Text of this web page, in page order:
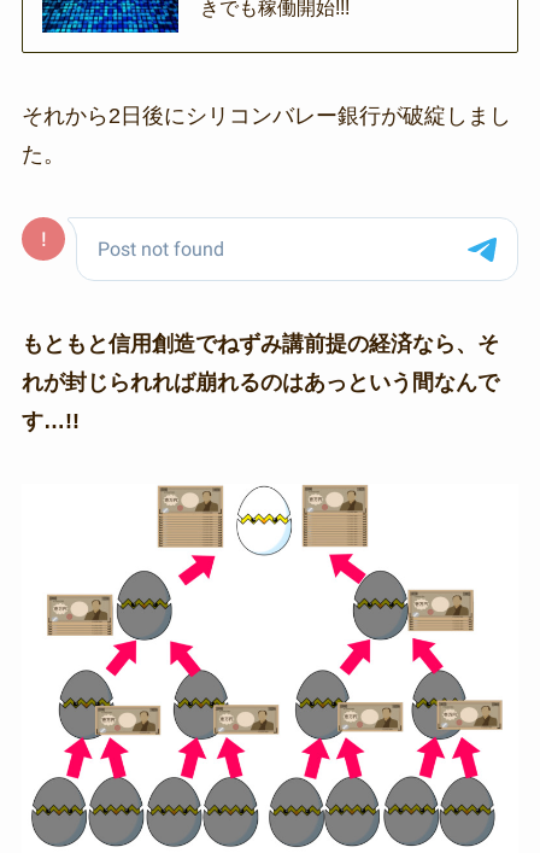
きでも稼働開始!!!
それから2日後にシリコンバレー銀行が破綻しまし
た。
もともと信用創造でねずみ講前提の経済なら、そ
れが封じられれば崩れるのはあっという間なんで
す…!!